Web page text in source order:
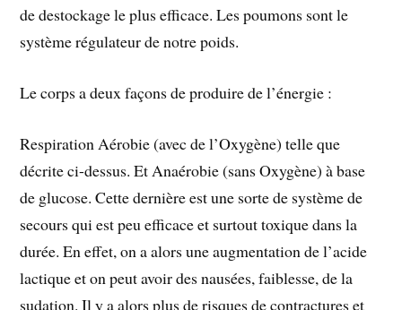
de destockage le plus efficace. Les poumons sont le
système régulateur de notre poids.
Le corps a deux façons de produire de l’énergie :
Respiration Aérobie (avec de l’Oxygène) telle que
décrite ci-dessus. Et Anaérobie (sans Oxygène) à base
de glucose. Cette dernière est une sorte de système de
secours qui est peu efficace et surtout toxique dans la
durée. En effet, on a alors une augmentation de l’acide
lactique et on peut avoir des nausées, faiblesse, de la
sudation. Il y a alors plus de risques de contractures et